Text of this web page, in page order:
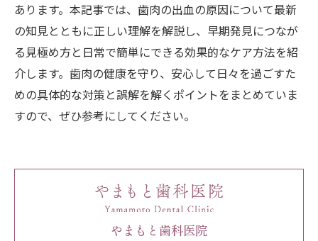
あります。本記事では、歯肉の出血の原因について最新
の知見とともに正しい理解を解説し、早期発見につなが
る見極め方と日常で簡単にできる効果的なケア方法を紹
介します。歯肉の健康を守り、安心して日々を過ごすた
めの具体的な対策と誤解を解くポイントをまとめていま
すので、ぜひ参考にしてください。
やまもと歯科医院